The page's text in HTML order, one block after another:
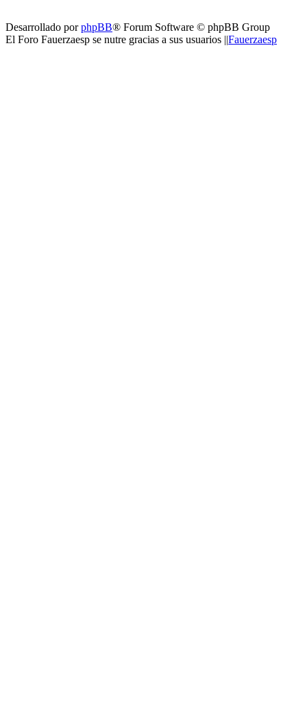
Desarrollado porphpBB® Forum Software © phpBB Group
El Foro Fauerzaesp se nutre gracias a sus usuarios ||Fauerzaesp